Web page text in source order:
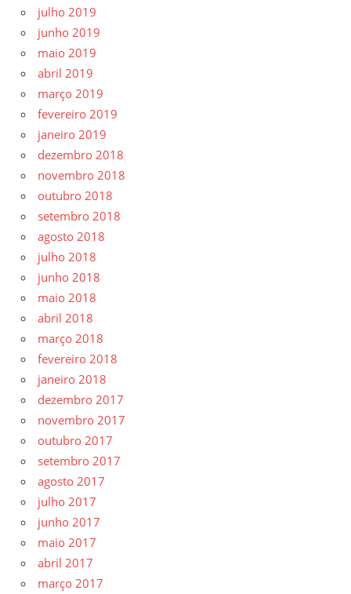
julho 2019
junho 2019
maio 2019
abril 2019
março 2019
fevereiro 2019
janeiro 2019
dezembro 2018
novembro 2018
outubro 2018
setembro 2018
agosto 2018
julho 2018
junho 2018
maio 2018
abril 2018
março 2018
fevereiro 2018
janeiro 2018
dezembro 2017
novembro 2017
outubro 2017
setembro 2017
agosto 2017
julho 2017
junho 2017
maio 2017
abril 2017
março 2017